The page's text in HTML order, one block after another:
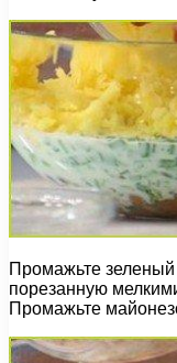
Промажьте
порезанную
Промажьте